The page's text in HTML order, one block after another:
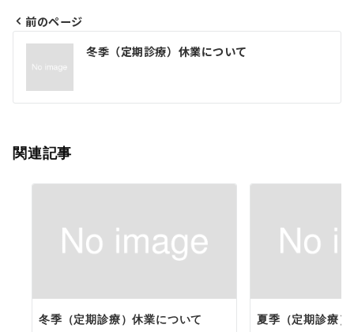
投
ナ
ゲ
前のページ
冬季（定期診療）休業について
関連記事
冬季（定期診療）休業について 夏季（定期診療